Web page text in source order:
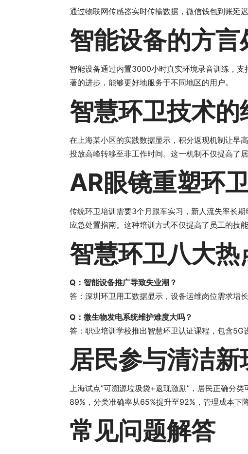
通过物联网传感器实时传输数据，微信钱包到账延迟
智能设备的方言
智能设备通过内置3000小时真实环境录音训练，
著的进步，能够更好地服务于不同地区的用户。
智慧环卫技术的
在上海某小区的实践数据显示，积分返现机制让早
投放高峰转移至非工作时间。这一机制不仅提高了
AR眼镜重塑环
传统环卫培训需要3个月跟车实习，新人流失率长
应急处置指南。这种培训方式不仅提高了员工的技
智慧环卫八大热
Q：智能设备推广导致失业潮？
答：深圳环卫用工数据显示，设备运维岗位需求增
Q：微生物发电系统维护难度大吗？
答：职业培训学校推出智慧环卫认证课程，包含5G
居民参与清洁新
上海试点”可溯源垃圾袋+返现激励”，居民正确分
89%，分类准确率从65%提升至92%，管理成本下降
常见问题解答